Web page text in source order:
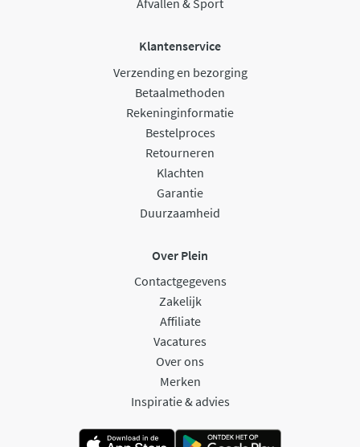
Afvallen & Sport
Klantenservice
Verzending en bezorging
Betaalmethoden
Rekeninginformatie
Bestelproces
Retourneren
Klachten
Garantie
Duurzaamheid
Over Plein
Contactgegevens
Zakelijk
Affiliate
Vacatures
Over ons
Merken
Inspiratie & advies